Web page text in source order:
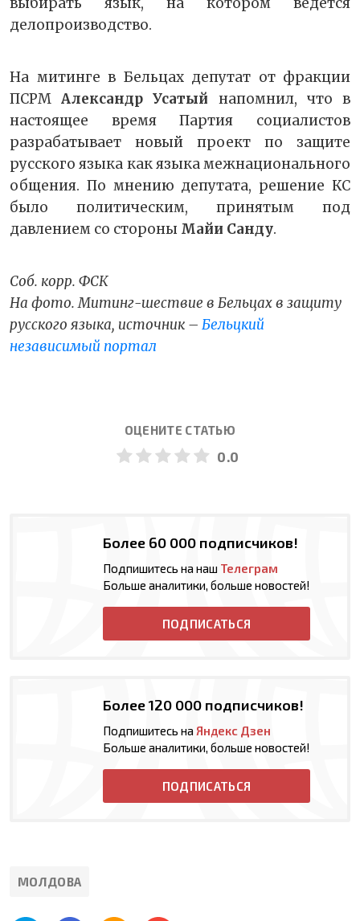
делопроизводство.
На митинге в Бельцах депутат от фракции
ПСРМАлександр Усатый напомнил, что в
настоящее время Партия социалистов
разрабатывает новый проект по защите
русского языка как языка межнационального
общения. По мнению депутата, решение КС
было политическим, принятым под
давлением со стороны Майи Санду.
Соб. корр. ФСК
На фото. Митинг-шествие в Бельцах в защиту
русского языка, источник – Бельцкий
независимый портал
ОЦЕНИТЕ СТАТЬЮ
0.0
Более 60 000 подписчиков!
Подпишитесь на наш Телеграм
Больше аналитики, больше новостей!
ПОДПИСАТЬСЯ
Более 120 000 подписчиков!
Подпишитесь на Яндекс Дзен
Больше аналитики, больше новостей!
ПОДПИСАТЬСЯ
МОЛДОВА